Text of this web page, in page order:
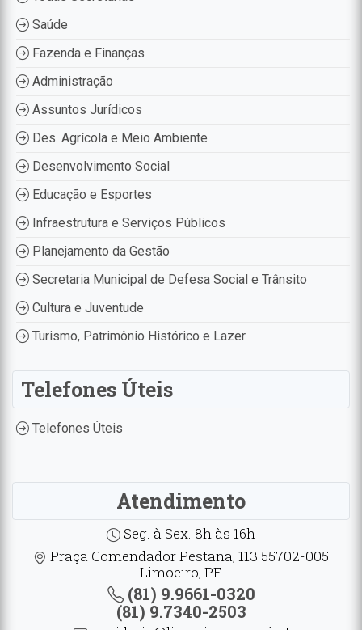
Saúde
Fazenda e Finanças
Administração
Assuntos Jurídicos
Des. Agrícola e Meio Ambiente
Desenvolvimento Social
Educação e Esportes
Infraestrutura e Serviços Públicos
Planejamento da Gestão
Secretaria Municipal de Defesa Social e Trânsito
Cultura e Juventude
Turismo, Patrimônio Histórico e Lazer
Telefones Úteis
Telefones Úteis
Atendimento
Seg. à Sex. 8h às 16h
Praça Comendador Pestana, 113 55702-005
Limoeiro, PE
(81) 9.9661-0320
(81) 9.7340-2503